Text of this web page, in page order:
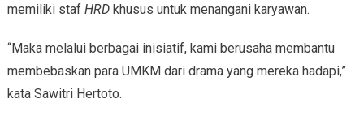
memiliki staf HRD khusus untuk menangani karyawan.
“Maka melalui berbagai inisiatif, kami berusaha membantu
membebaskan para UMKM dari drama yang mereka hadapi,”
kata Sawitri Hertoto.